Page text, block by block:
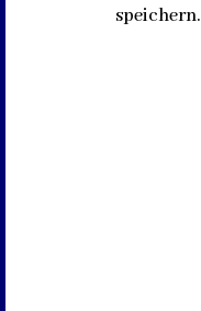
speichern.